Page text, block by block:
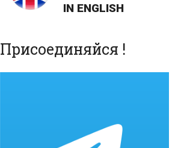
IN ENGLISH
Присоединяйся !